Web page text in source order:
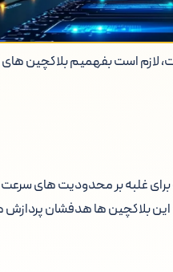
لازم است بفهمیم بلاکچین
غلبه بر محدودیت های سرعت